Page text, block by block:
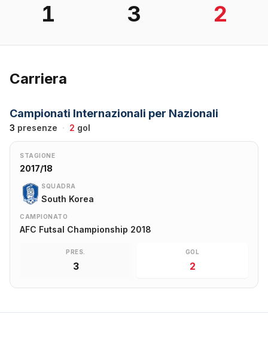
1 3 2
Carriera
Campionati Internazionali per Nazionali
3 presenze · 2 gol
STAGIONE
2017/18
SQUADRA
South Korea
CAMPIONATO
AFC Futsal Championship 2018
PRES.
3
GOL
2